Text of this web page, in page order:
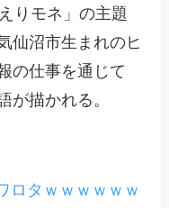
りモネ」の主題
仙沼市生まれのヒ
の仕事を通じて
が描かれる。
ロタｗｗｗｗｗｗ